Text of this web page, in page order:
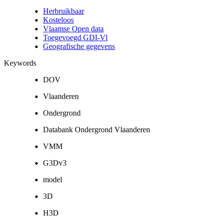
Herbruikbaar
Kosteloos
Vlaamse Open data
Toegevoegd GDI-Vl
Geografische gegevens
Keywords
DOV
Vlaanderen
Ondergrond
Databank Ondergrond Vlaanderen
VMM
G3Dv3
model
3D
H3D